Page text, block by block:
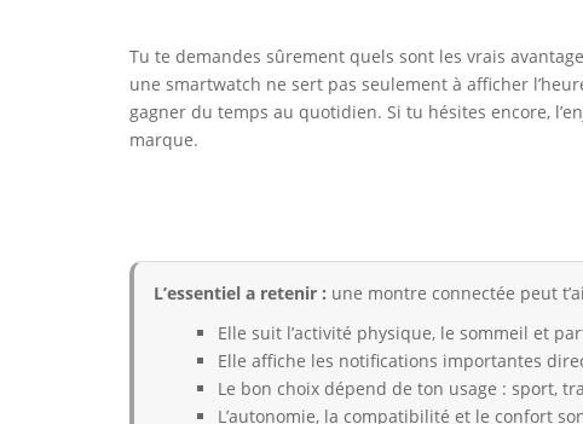
Tu te demandes sûrement quels sont les vrais
une smartwatch ne sert pas seulement à afficher
gagner du temps au quotidien. Si tu hésites encore,
marque.
L’essentiel a retenir : une montre connectée peut
Elle suit l’activité physique, le sommeil et
Elle affiche les notifications importantes
Le bon choix dépend de ton usage : sport,
L’autonomie, la compatibilité et le confort